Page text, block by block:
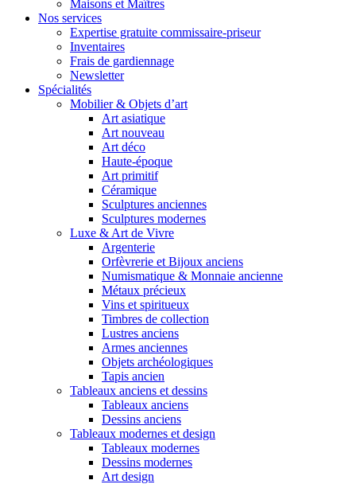
Maisons et Maîtres
Nos services
Expertise gratuite commissaire-priseur
Inventaires
Frais de gardiennage
Newsletter
Spécialités
Mobilier & Objets d’art
Art asiatique
Art nouveau
Art déco
Haute-époque
Art primitif
Céramique
Sculptures anciennes
Sculptures modernes
Luxe & Art de Vivre
Argenterie
Orfèvrerie et Bijoux anciens
Numismatique & Monnaie ancienne
Métaux précieux
Vins et spiritueux
Timbres de collection
Lustres anciens
Armes anciennes
Objets archéologiques
Tapis ancien
Tableaux anciens et dessins
Tableaux anciens
Dessins anciens
Tableaux modernes et design
Tableaux modernes
Dessins modernes
Art design